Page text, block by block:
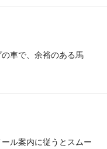
車で、余裕のある馬
ル案内に従うとスムー